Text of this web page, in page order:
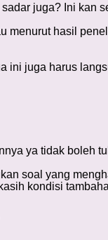
juga? Ini kan
menurut hasil
ini juga harus
ya tidak boleh
soal yang
kondisi